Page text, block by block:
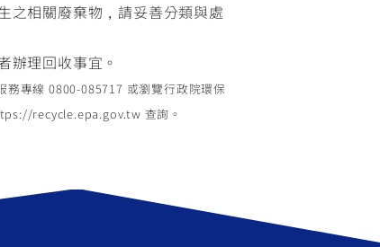
之相關廢棄物，請妥善分類與處
辦理回收事宜。
務專線 0800-085717 或瀏覽行政院環保
recycle.epa.gov.tw 查詢。